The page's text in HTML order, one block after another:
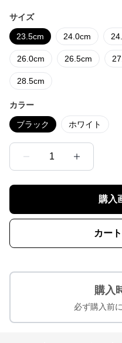
サイズ
23.5cm 24.0cm
26.0cm 26.5cm
28.5cm
カラー
ブラック ホワイト
1
購入
カー
購入
必ず購入前